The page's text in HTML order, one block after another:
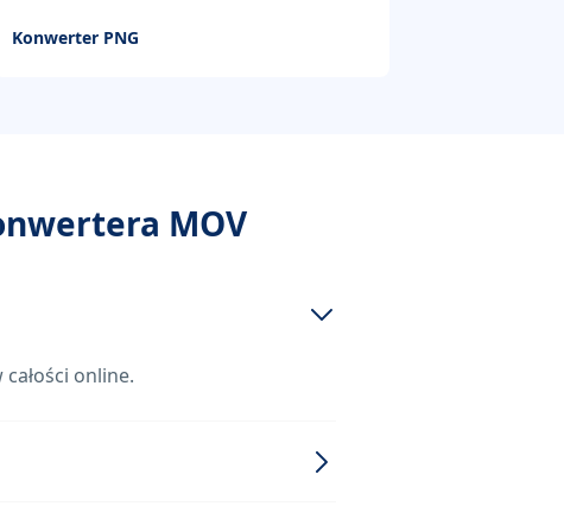
Konwerter PNG
MOV
online.